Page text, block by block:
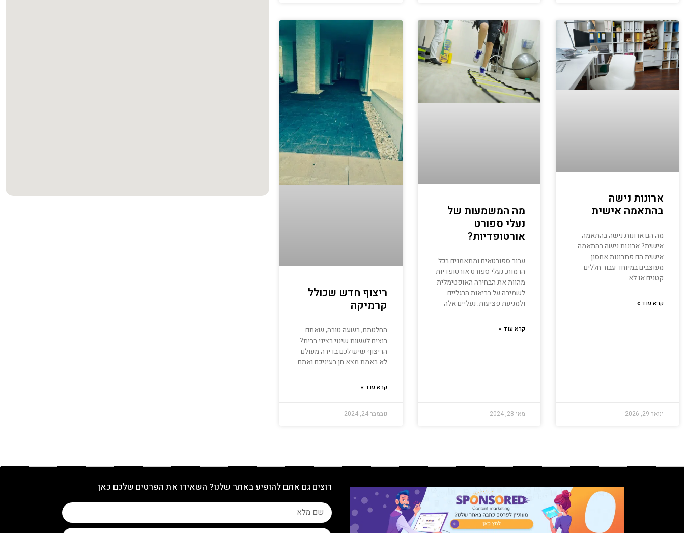
ארונות נישה
בהתאמה אישית
מה הם ארונות נישה בהתאמה
אישית? ארונות נישה בהתאמה
אישית הם פתרונות אחסון
מעוצבים במיוחד עבור חללים
קטנים או לא
קרא עוד »
ינואר 29, 2026
מה המשמעות של
נעלי ספורט
אורטופדיות?
עבור ספורטאים ומתאמנים בכל
הרמות, נעלי ספורט אורטופדיות
מהוות את הבחירה האופטימלית
לשמירה על בריאות הרגליים
ולמניעת פציעות. נעליים אלה
קרא עוד »
מאי 28, 2024
ריצוף חדש שכולל
קרמיקה
החלטתם, בשעה טובה, שאתם
רוצים לעשות שינוי רציני בבית?
הריצוף שיש לכם בדירה מעולם
לא באמת מצא חן בעיניכם ואתם
קרא עוד »
נובמבר 24, 2024
רוצים גם אתם להופיע באתר שלנו? השאירו את הפרטים שלכם כאן